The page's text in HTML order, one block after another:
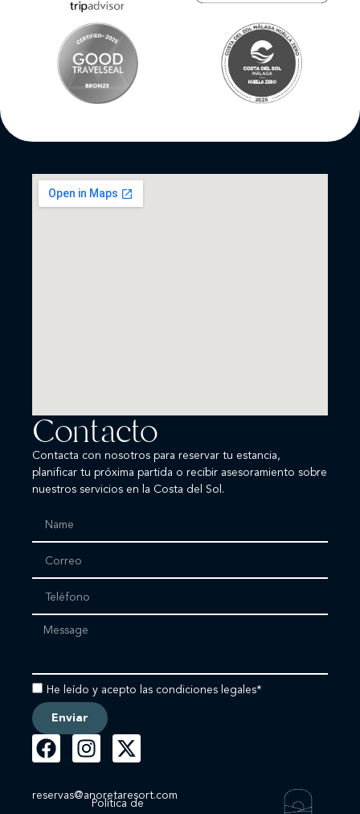
Contacto
Contacta con nosotros para reservar tu estancia,
planificar tu próxima partida o recibir asesoramiento sobre
nuestros servicios en la Costa del Sol.
He leído y acepto las condiciones legales*
Enviar
reservas@anoretaresort.com
Política de